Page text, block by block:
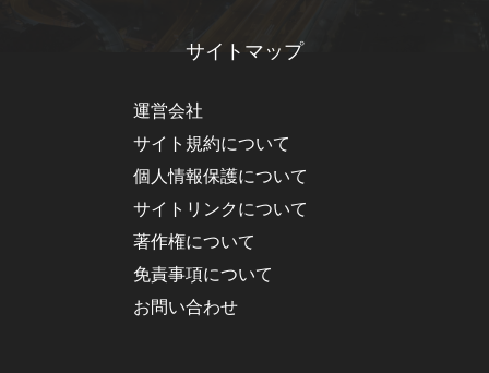
サイトマップ
運営会社
サイト規約について
個人情報保護について
サイトリンクについて
著作権について
免責事項について
お問い合わせ